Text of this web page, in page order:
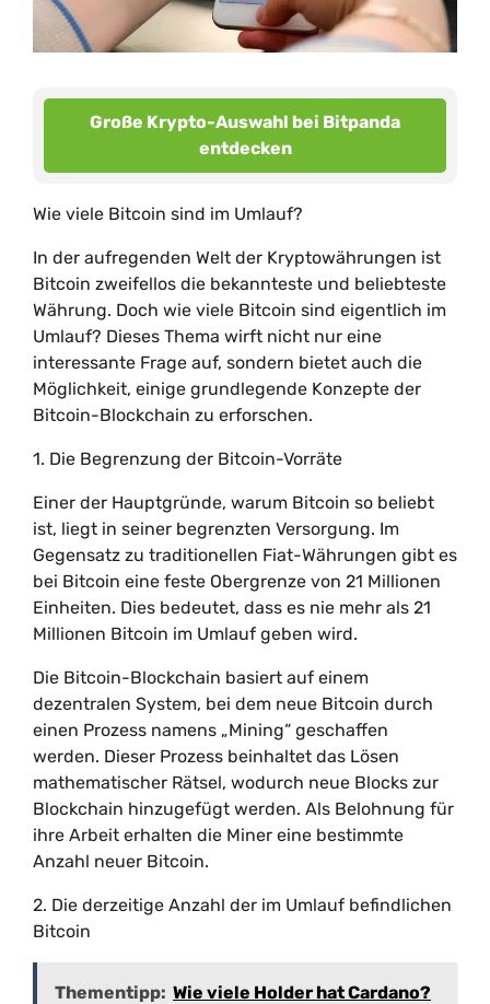
Große Krypto-Auswahl bei Bitpanda
entdecken
Wie viele Bitcoin sind im Umlauf?
In der aufregenden Welt der Kryptowährungen ist
Bitcoin zweifellos die bekannteste und beliebteste
Währung. Doch wie viele Bitcoin sind eigentlich im
Umlauf? Dieses Thema wirft nicht nur eine
interessante Frage auf, sondern bietet auch die
Möglichkeit, einige grundlegende Konzepte der
Bitcoin-Blockchain zu erforschen.
1. Die Begrenzung der Bitcoin-Vorräte
Einer der Hauptgründe, warum Bitcoin so beliebt
ist, liegt in seiner begrenzten Versorgung. Im
Gegensatz zu traditionellen Fiat-Währungen gibt es
bei Bitcoin eine feste Obergrenze von 21 Millionen
Einheiten. Dies bedeutet, dass es nie mehr als 21
Millionen Bitcoin im Umlauf geben wird.
Die Bitcoin-Blockchain basiert auf einem
dezentralen System, bei dem neue Bitcoin durch
einen Prozess namens „Mining“ geschaffen
werden. Dieser Prozess beinhaltet das Lösen
mathematischer Rätsel, wodurch neue Blocks zur
Blockchain hinzugefügt werden. Als Belohnung für
ihre Arbeit erhalten die Miner eine bestimmte
Anzahl neuer Bitcoin.
2. Die derzeitige Anzahl der im Umlauf befindlichen
Bitcoin
Thementipp: Wie viele Holder hat Cardano?